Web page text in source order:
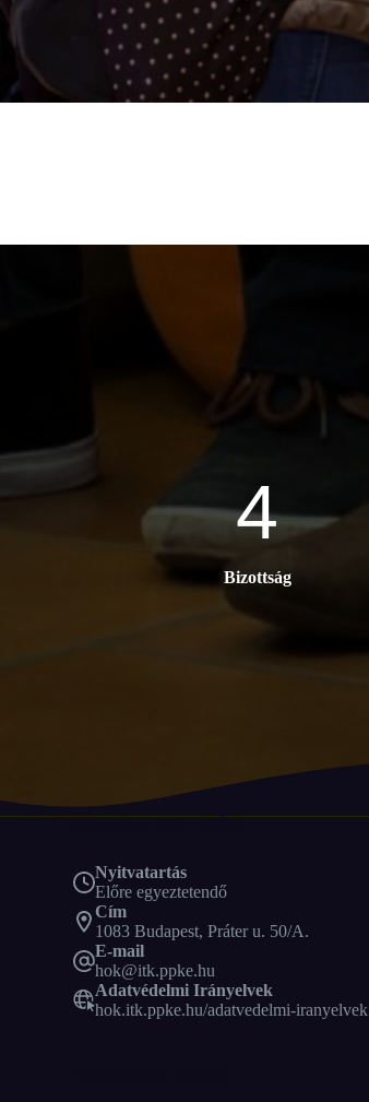
4
Bizottság
Nyitvatartás
Előre egyeztetendő
Cím
1083 Budapest, Práter u. 50/A.
E-mail
hok@itk.ppke.hu
Adatvédelmi Irányelvek
hok.itk.ppke.hu/adatvedelmi-iranyelvek